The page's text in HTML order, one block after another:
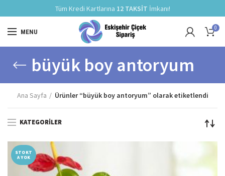
MENU 0
büyük boy antoryum
Ana Sayfa Ürünler “büyük boy antoryum” olarak etiketlendi
KATEGORILER
STOKT
A YOK
Tüm Kredi Kartlarına 12 TAKSİT İmkanı!